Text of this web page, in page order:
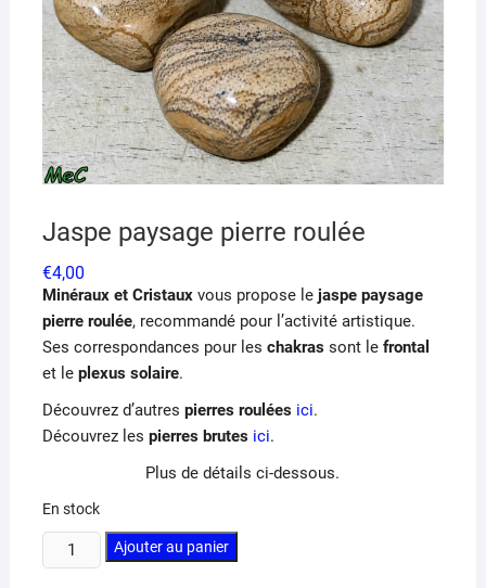
Jaspe paysage pierre roulée
€4,00
Minéraux et Cristauxvous propose le jaspe paysage
pierre roulée, recommandé pour l’activité artistique.
Ses correspondances pour les chakrassont le frontal
et leplexus solaire.
Découvrez d’autres pierres roulées ici.
Découvrez les pierres brutes ici.
Plus de détails ci-dessous.
En stock
quantité
de
Ajouter au panier